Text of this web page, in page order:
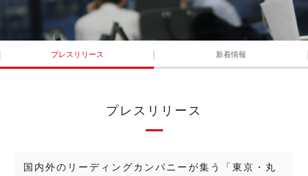
プレスリリース 新着情報
プレスリリース
国内外のリーディングカンパニーが集う「東京・丸